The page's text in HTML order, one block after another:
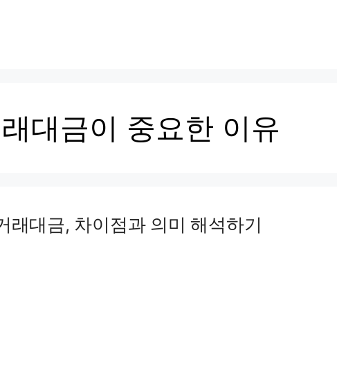
대금이 중요한 이유
래대금, 차이점과 의미 해석하기